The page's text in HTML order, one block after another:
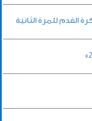
القدم للمرة الثانية